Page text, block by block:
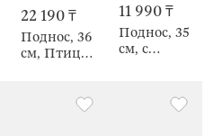
22 190 ₸
Поднос, 36
см, Птица,
11 990 ₸
Поднос, 35
см, с